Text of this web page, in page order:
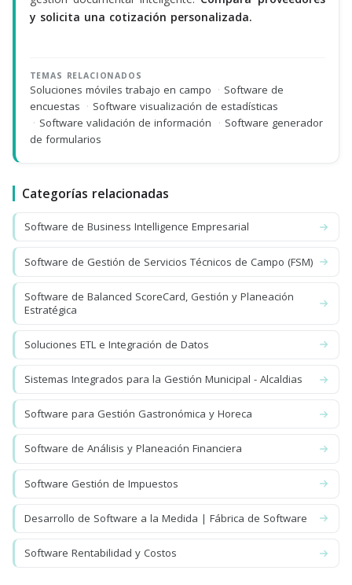
y solicita una cotización personalizada.
TEMAS RELACIONADOS
Soluciones móviles trabajo en campo · Software de
encuestas · Software visualización de estadísticas
· Software validación de información · Software generador
de formularios
Categorías relacionadas
Software de Business Intelligence Empresarial
Software de Gestión de Servicios Técnicos de Campo (FSM)
Software de Balanced ScoreCard, Gestión y Planeación
Estratégica
Soluciones ETL e Integración de Datos
Sistemas Integrados para la Gestión Municipal - Alcaldias
Software para Gestión Gastronómica y Horeca
Software de Análisis y Planeación Financiera
Software Gestión de Impuestos
Desarrollo de Software a la Medida | Fábrica de Software
Software Rentabilidad y Costos